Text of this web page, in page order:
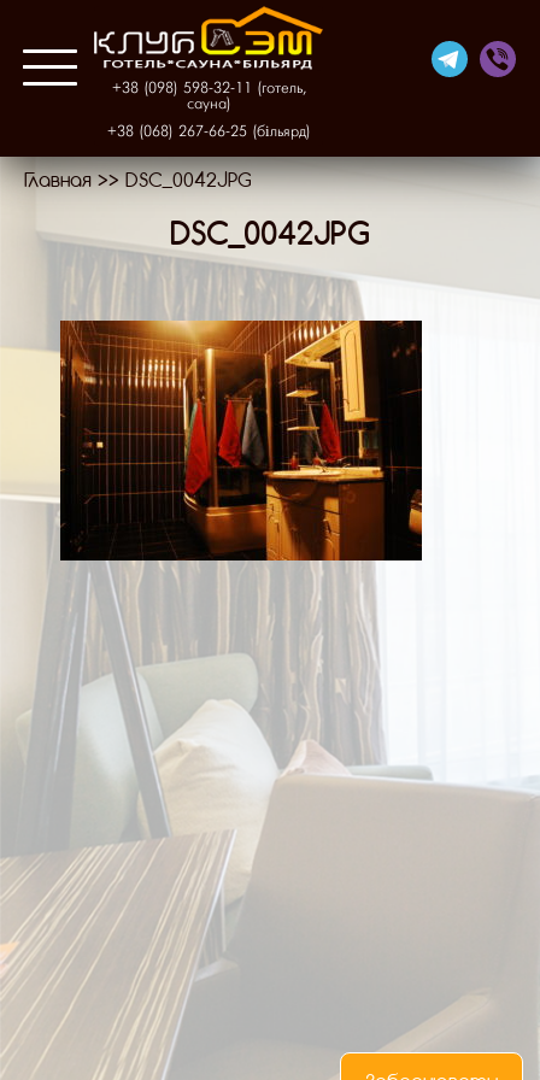
Про нас
Готель
Фінська сауна
+38 (098) 598-32-11 (готель,
сауна)
+38 (068) 267-66-25 (більярд)
Більярд
Галерея
Контакти
RU EN
Главная >> DSC_0042JPG
DSC_0042JPG